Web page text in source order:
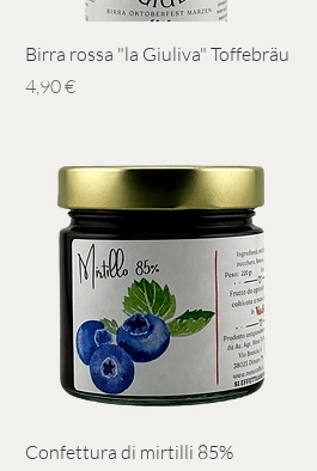
Vista rapida
Birra rossa "la Giuliva" Toffebräu
Prezzo
4,90 €
Vista rapida
Confettura di mirtilli 85%